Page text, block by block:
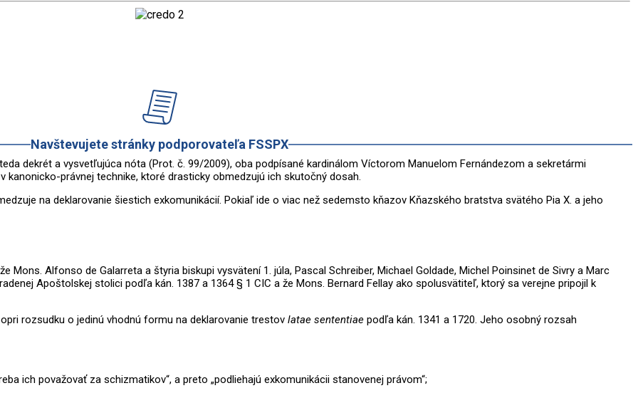
Navštevujete stránky podporovateľa FSSPX
dekrét a vysvetľujúca nóta (Prot. č. 99/2009), oba podpísané kardinálom Víctorom Manuelom Fernándezom a sekretármi
právnej technike, ktoré drasticky obmedzujú ich skutočný dosah.
na deklarovanie šiestich exkomunikácií. Pokiaľ ide o viac než sedemsto kňazov Kňazského bratstva svätého Pia X. a jeho
Mons. Alfonso de Galarreta a štyria biskupi vysvätení 1. júla, Pascal Schreiber, Michael Goldade, Michel Poinsinet de Sivry a Marc
Apoštolskej stolici podľa kán. 1387 a 1364 § 1 CIC a že Mons. Bernard Fellay ako spolusvätiteľ, ktorý sa verejne pripojil k
rozsudku o jedinú vhodnú formu na deklarovanie trestov latae sententiae podľa kán. 1341 a 1720. Jeho osobný rozsah
ich považovať za schizmatikov“, a preto „podliehajú exkomunikácii stanovenej právom“;